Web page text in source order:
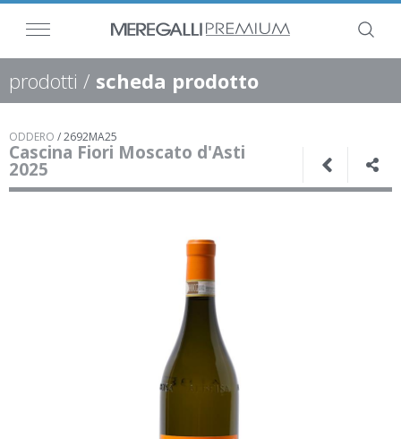
prodotti / scheda prodotto
ODDERO /2692MA25
Cascina Fiori Moscato d'Asti
2025